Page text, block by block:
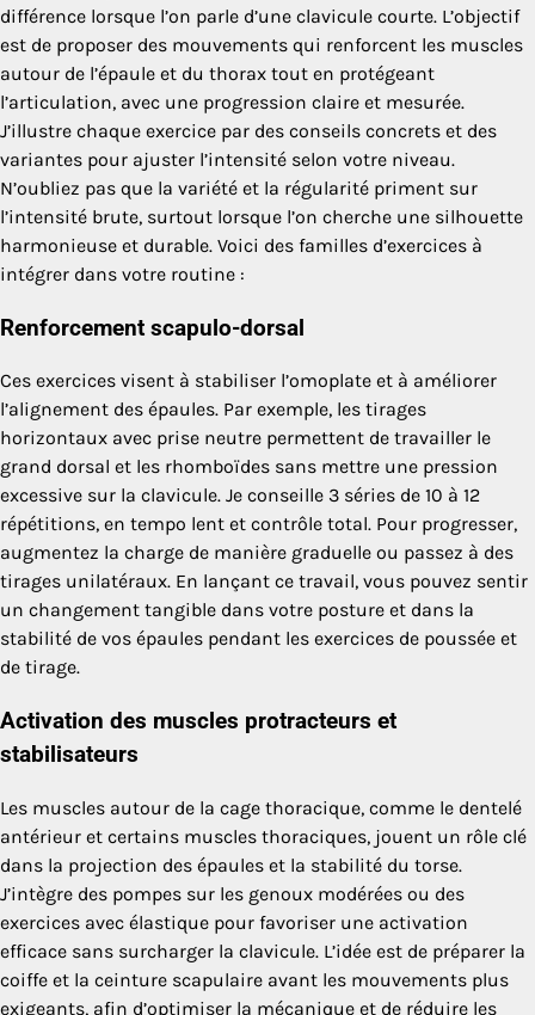
différence lorsque l’on parle d’une clavicule courte. L’objectif
est de proposer des mouvements qui renforcent les muscles
autour de l’épaule et du thorax tout en protégeant
l’articulation, avec une progression claire et mesurée.
J’illustre chaque exercice par des conseils concrets et des
variantes pour ajuster l’intensité selon votre niveau.
N’oubliez pas que la variété et la régularité priment sur
l’intensité brute, surtout lorsque l’on cherche une silhouette
harmonieuse et durable. Voici des familles d’exercices à
intégrer dans votre routine :
Renforcement scapulo-dorsal
Ces exercices visent à stabiliser l’omoplate et à améliorer
l’alignement des épaules. Par exemple, les tirages
horizontaux avec prise neutre permettent de travailler le
grand dorsal et les rhomboïdes sans mettre une pression
excessive sur la clavicule. Je conseille 3 séries de 10 à 12
répétitions, en tempo lent et contrôle total. Pour progresser,
augmentez la charge de manière graduelle ou passez à des
tirages unilatéraux. En lançant ce travail, vous pouvez sentir
un changement tangible dans votre posture et dans la
stabilité de vos épaules pendant les exercices de poussée et
de tirage.
Activation des muscles protracteurs et
stabilisateurs
Les muscles autour de la cage thoracique, comme le dentelé
antérieur et certains muscles thoraciques, jouent un rôle clé
dans la projection des épaules et la stabilité du torse.
J’intègre des pompes sur les genoux modérées ou des
exercices avec élastique pour favoriser une activation
efficace sans surcharger la clavicule. L’idée est de préparer la
coiffe et la ceinture scapulaire avant les mouvements plus
exigeants, afin d’optimiser la mécanique et de réduire les